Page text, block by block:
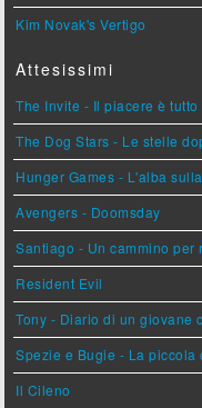
Kim Novak's Vertigo
Attesissimi
The Invite - Il piacere è tutto
The Dog Stars - Le stelle
Hunger Games - L'alba
Avengers - Doomsday
Santiago - Un cammino per
Resident Evil
Tony - Diario di un giovane
Spezie e Bugie - La piccola
Il Cileno